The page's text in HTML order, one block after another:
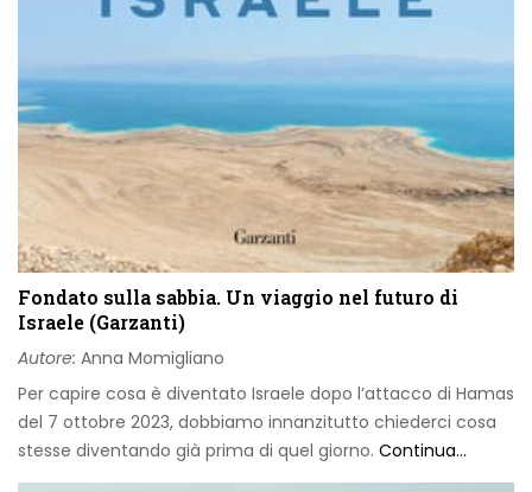
Fondato sulla sabbia. Un viaggio nel futuro di
Israele (Garzanti)
Autore: Anna Momigliano
Per capire cosa è diventato Israele dopo l’attacco di Hamas
del 7 ottobre 2023, dobbiamo innanzitutto chiederci cosa
stesse diventando già prima di quel giorno. Continua...